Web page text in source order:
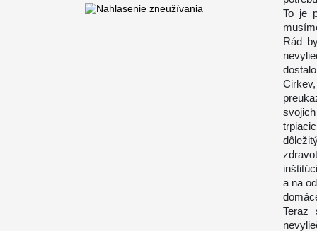
To je
Rád
a na
Teraz